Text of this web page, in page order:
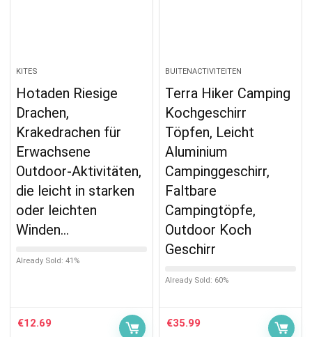
KITES
Hotaden Riesige
Drachen,
Krakedrachen für
Erwachsene
Outdoor-Aktivitäten,
die leicht in starken
oder leichten
Winden…
Already Sold: 41%
€12.69
BUITENACTIVITEITEN
Terra Hiker Camping
Kochgeschirr
Töpfen, Leicht
Aluminium
Campinggeschirr,
Faltbare
Campingtöpfe,
Outdoor Koch
Geschirr
Already Sold: 60%
€35.99